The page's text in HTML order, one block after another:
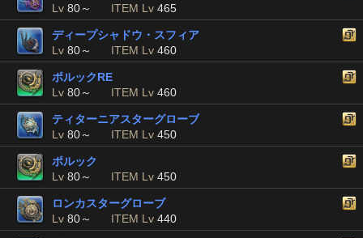
Lv 80～ ITEM Lv 465
ディープシャドウ・スフィア
Lv 80～ ITEM Lv 460
ポルックRE
Lv 80～ ITEM Lv 460
ティターニアスターグローブ
Lv 80～ ITEM Lv 450
ポルック
Lv 80～ ITEM Lv 450
ロンカスターグローブ
Lv 80～ ITEM Lv 440